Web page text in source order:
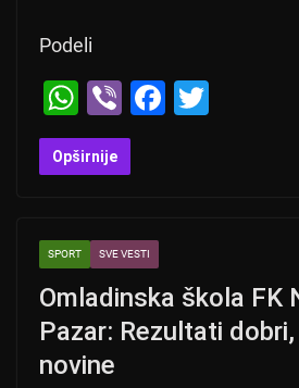
Podeli
W
h
at
A
p
p
Vi
b
er
F
o
k
Opširnije
SPORT SVE VESTI
Omladinska škola FK
Pazar: Rezultati
novine